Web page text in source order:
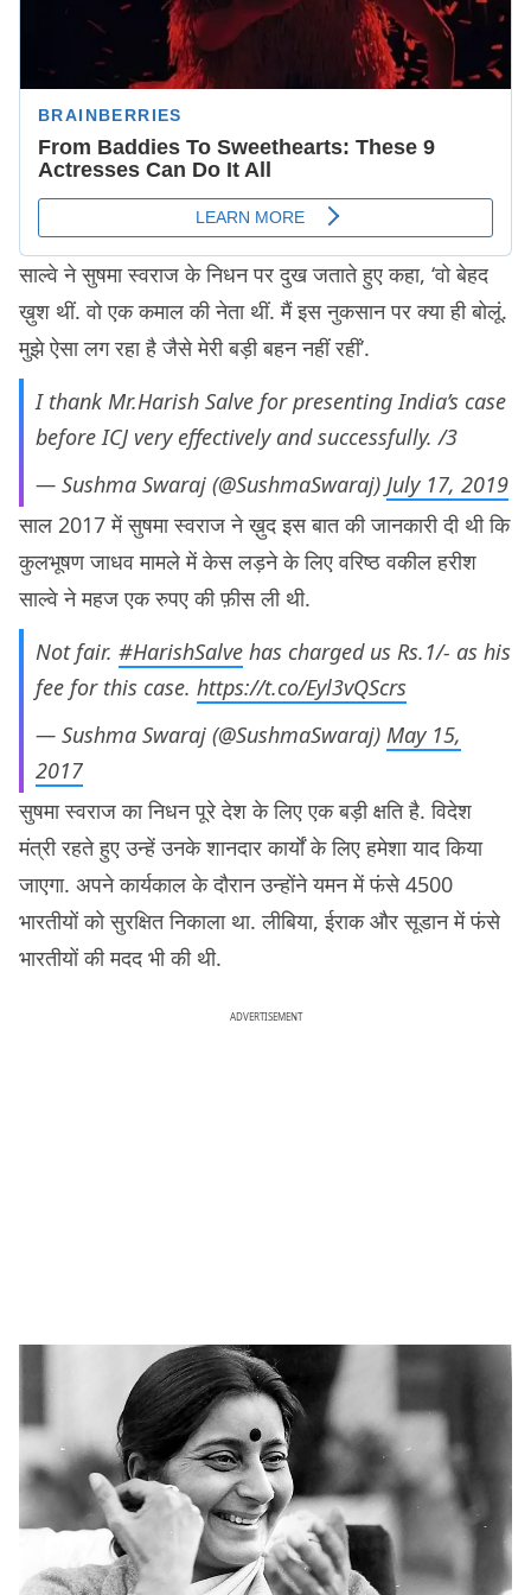
साल्वे ने सुषमा स्वराज के निधन पर दुख जताते हुए कहा, ‘वो बेहद
ख़ुश थीं. वो एक कमाल की नेता थीं. मैं इस नुकसान पर क्या ही बोलूं.
मुझे ऐसा लग रहा है जैसे मेरी बड़ी बहन नहीं रहीं’.
I thank Mr.Harish Salve for presenting India’s case
before ICJ very effectively and successfully. /3
— Sushma Swaraj (@SushmaSwaraj) July 17, 2019
साल 2017 में सुषमा स्वराज ने ख़ुद इस बात की जानकारी दी थी कि
कुलभूषण जाधव मामले में केस लड़ने के लिए वरिष्ठ वकील हरीश
साल्वे ने महज एक रुपए की फ़ीस ली थी.
Not fair. #HarishSalve has charged us Rs.1/- as his
fee for this case. https://t.co/Eyl3vQScrs
— Sushma Swaraj (@SushmaSwaraj) May 15,
2017
सुषमा स्वराज का निधन पूरे देश के लिए एक बड़ी क्षति है. विदेश
मंत्री रहते हुए उन्हें उनके शानदार कार्यों के लिए हमेशा याद किया
जाएगा. अपने कार्यकाल के दौरान उन्होंने यमन में फंसे 4500
भारतीयों को सुरक्षित निकाला था. लीबिया, ईराक और सूडान में फंसे
भारतीयों की मदद भी की थी.
ADVERTISEMENT